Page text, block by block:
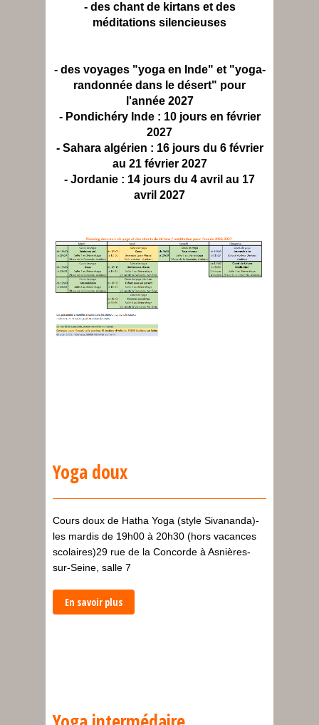
- des chant de kirtans et des
méditations silencieuses
- des voyages "yoga en Inde" et "yoga-
randonnée dans le désert" pour
l'année 2027
- Pondichéry Inde : 10 jours en février
2027
- Sahara algérien : 16 jours du 6 février
au 21 février 2027
- Jordanie : 14 jours du 4 avril au 17
avril 2027
Yoga doux
Cours doux de Hatha Yoga (style Sivananda)-
les mardis de 19h00 à 20h30 (hors vacances
scolaires)29 rue de la Concorde à Asnières-
sur-Seine, salle 7
En savoir plus